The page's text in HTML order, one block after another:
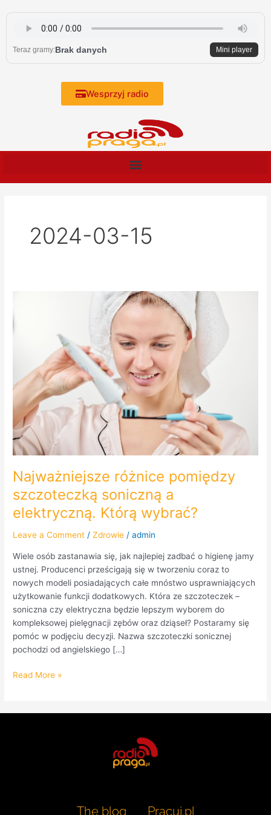
content
Teraz gramy:Brak danych Mini player
Wesprzyj radio
2024-03-15
Najważniejsze różnice pomiędzy
szczoteczką soniczną a
elektryczną. Którą wybrać?
Leave a Comment /Zdrowie /admin
Wiele osób zastanawia się, jak najlepiej zadbać o higienę jamy
ustnej. Producenci prześcigają się w tworzeniu coraz to
nowych modeli posiadających całe mnóstwo usprawniających
użytkowanie funkcji dodatkowych. Która ze szczoteczek –
soniczna czy elektryczna będzie lepszym wyborem do
kompleksowej pielęgnacji zębów oraz dziąseł? Postaramy się
pomóc w podjęciu decyzji. Nazwa szczoteczki sonicznej
pochodzi od angielskiego […]
szczoteczką
elektryczną.
Którą
wybrać?
Read More »
The blog Pracuj.pl